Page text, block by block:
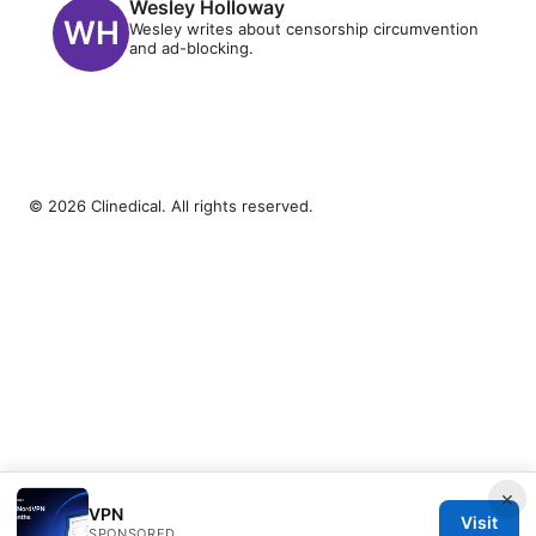
Wesley Holloway
Wesley writes about censorship circumvention
and ad-blocking.
×
VPN Visit
© 2026 Clinedical. All rights reserved.